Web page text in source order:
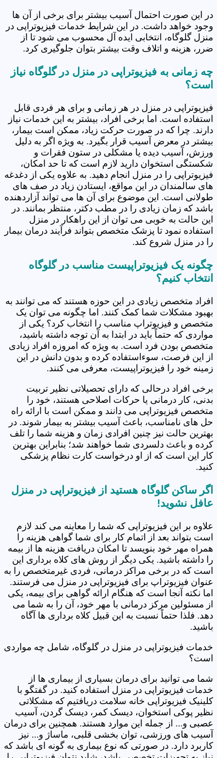
در این صورت احتمال آسیب بیشتر برای برخی از آن ها
وجود خواهد داشت. در این شرایط خدمات فیزیوتراپی در
منزل گلوگاه، انتخابی ایده آل محسوب می شود تا از
ضرر، هزینه و اتلاف وقت بیشتر بتوان جلوگیری کرد.
چه زمانی به فیزیوتراپی در منزل در گلوگاه نیاز
است؟
فیزیوتراپی در منزل در هر زمانی و برای هر فردی قابل
استفاده است. اما برخی افراد، بیشتر به این خدمات نیاز
دارند. چرا که در صورت حرکت زیاد، ممکن است بیمار،
بیشتر در معرض آسیب قرار بگیرد. به ویژه اگر به دلیل
ورزش، آسیب دیده یا مشکلی در ستون فقرات و
شکستگی استخوان دارید لازم است که تا حد امکان،
فیزیوتراپی را در منزل انجام دهید. به علاوه یکی از دغدغه
های سالمندان در این مواقع، ایستادن زیاد در صف های
طولانی است. این موضوع برای آن ها می تواند آزاردهنده
باشد که زمان زیادی را در مطب دکتر، منتظر بمانند. در
این حالت به خوبی می توان از این راهکار در منزل
استفاده نمود تا پزشک متخصص بتواند فرآیند درمان بیمار
را در منزل شروع کند.
چگونه یک فیزیوتراپیست مناسب در گلوگاه
انتخاب کنیم؟
افراد متخصص زیادی در این حوزه هستند که می توانند به
بهبود مشکلات شما کمک کنند. اما چگونه می توان یک
متخصص و فیزیوتراپ مناسب را انتخاب کرد؟ یکی از
مواردی که حتماً باید در ابتدا به آن توجه داشته باشید،
متخصص بودن فرد است. به ویژه که امروزه افراد زیادی
از این فرصت، سوءاستفاده کرده و بدون دانش در این
زمینه خود را فیزیوتراپیست، معرفی می کنند.
برخی افراد درحالی که دارای تحصیلاتی نظیر تربیت
بدنی، کار درمانی یا حرکات اصلاحی هستند، خود را
متخصص فیزیوتراپی می دانند و ممکن است با ارائه راه
حل های نامناسب، باعث آسیب بیشتر به بیمار شوند. در
بهترین حالت نیز چنین افرادی زمان و هزینه شما را تلف
کرده و باعث دلسردی شما خواهند شد؛ بنابراین بهترین
کار این است که از او درخواست کارت نظام پزشکی
کنید.
اگر ساکن گلوگاه هستید از فیزیوتراپی در منزل
عافل نشوید!
علاوه بر این فیزیوتراپی که شما را معاینه می کند لازم
است بتواند بعد از اتمام کار برای شما گواهی هزینه را
همراه مهر خود بنویسد تا امکان دریافت هزینه ها از بیمه
را داشته باشید. یکی دیگر از روش های کلاه برداری این
است که در برخی مراکز درمانی، فردی غیرمتخصص را به
عنوان فیزیوتراپ برای فیزیوتراپی در منزل می فرستند.
اما نکته آنجا است که هنگام ارائه گواهی برای بیمه، یکی
از مسئولین مرکز درمانی با مهر خود، آن را به شما می
دهد. فلذا حتماً نسبت به این قبیل کلاه برداری ها آگاه
باشید.
خدمات فیزیوتراپی در منزل در گلوگاه، شامل چه مواردی
است؟
شما می توانید برای درمان بسیاری از بیماری ها از
خدمات فیزیوتراپی در منزل استفاده کنید. در گفتگو با
کلینیک فیزیوتراپی خانه سلامت دریافتیم که مشکلاتی
نظیر پوکی استخوان، دیسک کمر، دیسک گردن، آسیب
عصبی و... از جمله این موارد هستند. همچنین برای درمان
آسیب های ورزشی، توان بخشی قلبی، ماساژ و... نیز
کاربرد دارد. در صورتی که نوع بیماری به گونه ای باشد که